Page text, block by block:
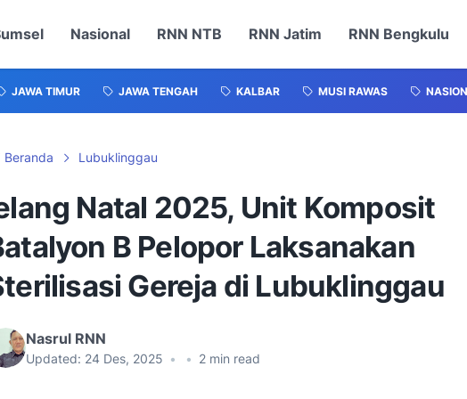
Nasional RNN NTB RNN Jatim RNN Bengkulu
JAWA TIMUR JAWA TENGAH KALBAR MUSI RAWAS
Beranda Lubuklinggau
Natal 2025, Unit Komposit
B Pelopor Laksanakan
Gereja di Lubuklinggau
Nasrul RNN
Updated: 24 Des, 2025 • • 2 min read